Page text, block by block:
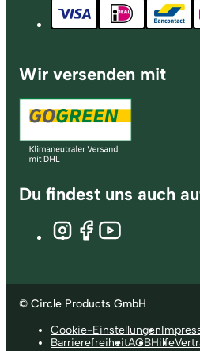
Wir versenden mit
Du findest uns auch
© Circle Products GmbH
Cookie-Einstellungen
BarrierefreiheitAGBHilfe